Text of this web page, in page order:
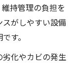
持管理の負担を
がしやすい設備
す。
化やカビの発生